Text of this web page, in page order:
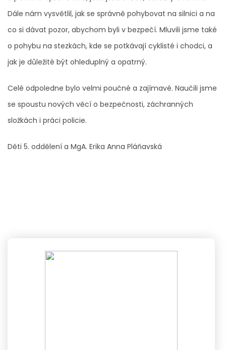
Dále nám vysvětlil, jak se správně pohybovat na silnici a na
co si dávat pozor, abychom byli v bezpečí. Mluvili jsme také
o pohybu na stezkách, kde se potkávají cyklisté i chodci, a
jak je důležité být ohleduplný a opatrný.
Celé odpoledne bylo velmi poučné a zajímavé. Naučili jsme
se spoustu nových věcí o bezpečnosti, záchranných
složkách i práci policie.
Děti 5. oddělení a MgA. Erika Anna Pláňavská